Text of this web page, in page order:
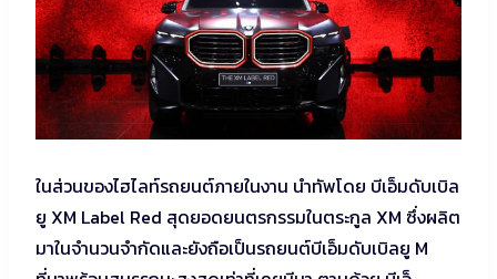
ในส่วนของไฮไลท์รถยนต์ภายในงาน นำทัพโดย บีเอ็มดับเบิล
ยู XM Label Red สุดยอดยนตรกรรมในตระกูล XM ซึ่งผลิต
มาในจำนวนจำกัดและยังถือเป็นรถยนต์บีเอ็มดับเบิลยู M